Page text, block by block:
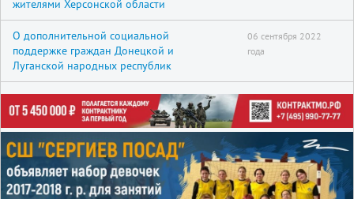
жителями Херсонской области
О дополнительной социальной
поддержке граждан Донецкой и
Луганской народных республик
06 сентября 2022
года